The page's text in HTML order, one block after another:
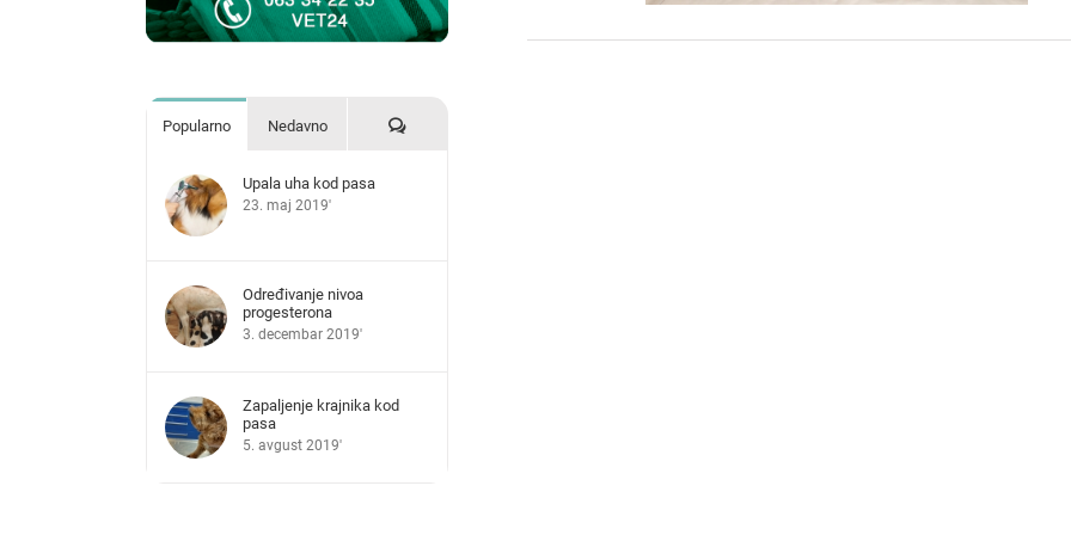
Popularno Nedavno Komentari
Upala uha kod pasa
23. maj 2019'
Određivanje nivoa
progesterona
3. decembar 2019'
Zapaljenje krajnika kod
pasa
5. avgust 2019'